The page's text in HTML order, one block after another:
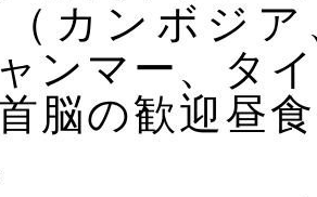
（カンボジア
ンマー、タ
脳の歓迎昼